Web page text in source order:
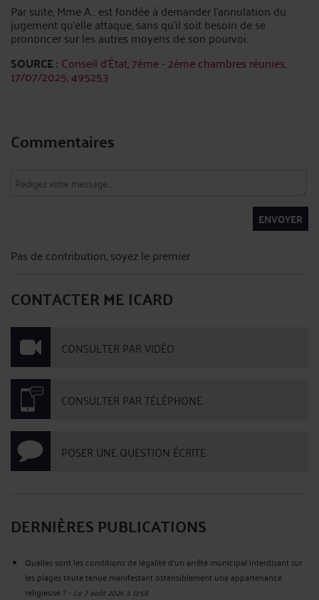
Par suite, Mme A... est fondée à demander l'annulation du
jugement qu'elle attaque, sans qu'il soit besoin de se
prononcer sur les autres moyens de son pourvoi.
SOURCE : Conseil d'État, 7ème - 2ème chambres réunies,
17/07/2025, 495253
Commentaires
ENVOYER
Pas de contribution, soyez le premier
CONTACTER ME ICARD
CONSULTER PAR VIDÉO
CONSULTER PAR TÉLÉPHONE
POSER UNE QUESTION ÉCRITE
DERNIÈRES PUBLICATIONS
Quelles sont les conditions de légalité d’un arrêté municipal interdisant sur
les plages toute tenue manifestant ostensiblement une appartenance
religieuse ?- Le 7 août 2026 à 11:58